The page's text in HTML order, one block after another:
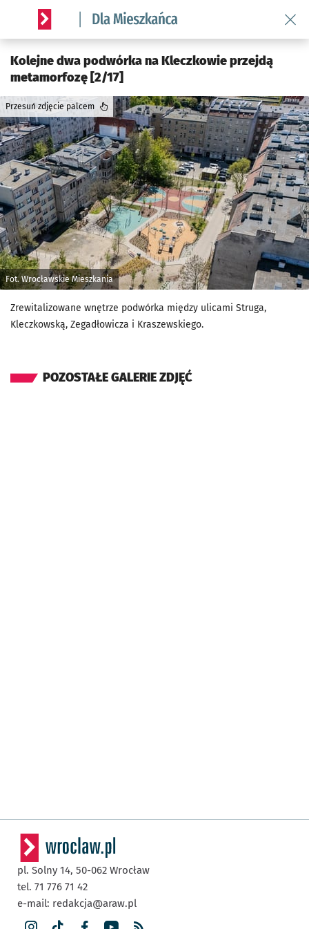
Serwis informacyjny wroclaw.pl podserwis: Dla mieszkańca
Kolejne dwa podwórka na Kleczkowie przejdą
metamorfozę [2/17]
Fot. Wrocławskie Mieszkania
Przesuń zdjęcie palcem
Zrewitalizowane wnętrze podwórka między ulicami Struga,
Kleczkowską, Zegadłowicza i Kraszewskiego.
POZOSTAŁE GALERIE ZDJĘĆ
pl. Solny 14, 50-062 Wrocław
tel. 71 776 71 42
e-mail: redakcja@araw.pl